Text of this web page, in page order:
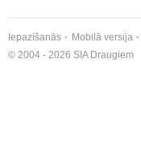
Iepazīšanās Mobilā versija
© 2004 - 2026 SIA Draugiem